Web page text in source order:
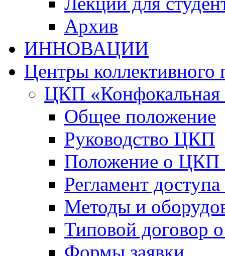
Архив
ИННОВАЦИИ
Центры коллективного
ЦКП «Конфокальная
Общее положение
Руководство ЦКП
Положение о
Регламент
Методы и
Типовой договор